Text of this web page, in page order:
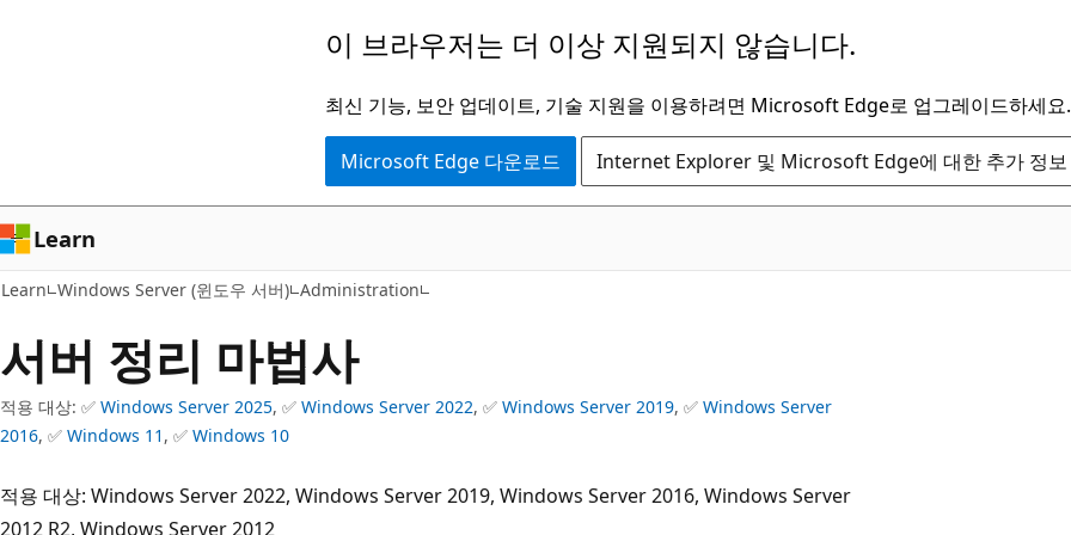
로
건
너
뛰
기
이 브라우저는 더 이상 지원되지 않습니다.
최신 기능, 보안 업데이트, 기술 지원을 이용하려면 Microsoft Edge로 업그레이드하세요.
Microsoft Edge 다운로드 Internet Explorer 및 Microsoft Edge에 대한 추가 정보
Learn
Learn Windows Server (윈도우 서버) Administration
서버 정리 마법사
적용 대상: ✅ Windows Server 2025, ✅ Windows Server 2022, ✅ Windows Server 2019, ✅ Windows Server
2016, ✅ Windows 11 , ✅ Windows 10
적용 대상: Windows Server 2022, Windows Server 2019, Windows Server 2016, Windows Server
2012 R2, Windows Server 2012